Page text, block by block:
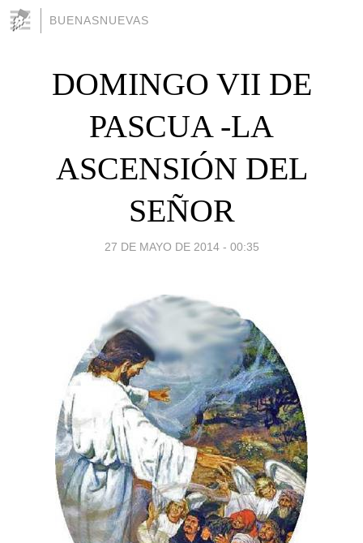
BUENASNUEVAS
DOMINGO VII DE
PASCUA -LA
ASCENSIÓN DEL
SEÑOR
27 DE MAYO DE 2014 - 00:35